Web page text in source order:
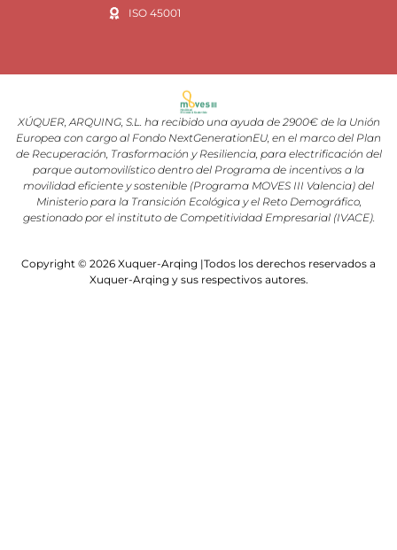
ISO 45001
XÚQUER, ARQUING, S.L. ha recibido una ayuda de 2900€ de la Unión
Europea con cargo al Fondo NextGenerationEU, en el marco del Plan
de Recuperación, Trasformación y Resiliencia, para electrificación del
parque automovilístico dentro del Programa de incentivos a la
movilidad eficiente y sostenible (Programa MOVES III Valencia) del
Ministerio para la Transición Ecológica y el Reto Demográfico,
gestionado por el instituto de Competitividad Empresarial (IVACE).
Copyright © 2026 Xuquer-Arqing |Todos los derechos reservados a
Xuquer-Arqing y sus respectivos autores.